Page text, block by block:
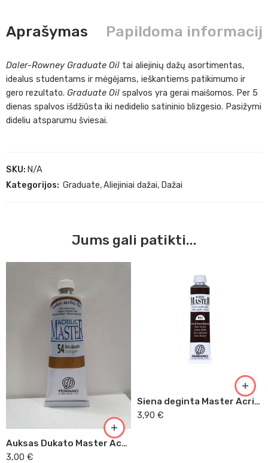
Aprašymas Papildoma
Daler-Rowney Graduate Oil tai aliejinių dažų asortimentas,
idealus studentams ir mėgėjams, ieškantiems patikimumo ir
gero rezultato. Graduate Oil spalvos yra gerai maišomos. Per 5
dienas spalvos išdžiūsta iki nedidelio satininio blizgesio. Pasižymi
dideliu atsparumu šviesai.
SKU: N/A
Kategorijos: Graduate,Aliejiniai dažai, Dažai
Jums gali patikti...
Auksas Dukato Master Acrilic, 60ml (54)
3,00 €
Siena deginta Master Acrilic, 60ml (44)
3,90 €